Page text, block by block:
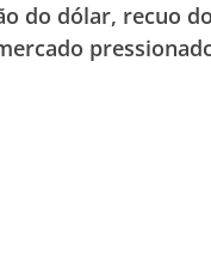
do dólar, recuo